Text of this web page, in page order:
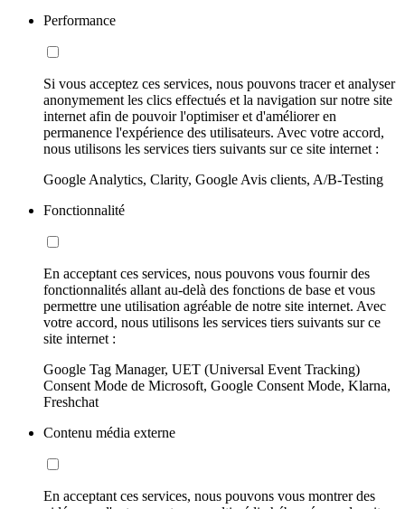
Performance
Si vous acceptez ces services, nous pouvons tracer et analyser
anonymement les clics effectués et la navigation sur notre site
internet afin de pouvoir l'optimiser et d'améliorer en
permanence l'expérience des utilisateurs. Avec votre accord,
nous utilisons les services tiers suivants sur ce site internet :
Google Analytics, Clarity, Google Avis clients, A/B-Testing
Fonctionnalité
En acceptant ces services, nous pouvons vous fournir des
fonctionnalités allant au-delà des fonctions de base et vous
permettre une utilisation agréable de notre site internet. Avec
votre accord, nous utilisons les services tiers suivants sur ce
site internet :
Google Tag Manager, UET (Universal Event Tracking)
Consent Mode de Microsoft, Google Consent Mode, Klarna,
Freshchat
Contenu média externe
En acceptant ces services, nous pouvons vous montrer des